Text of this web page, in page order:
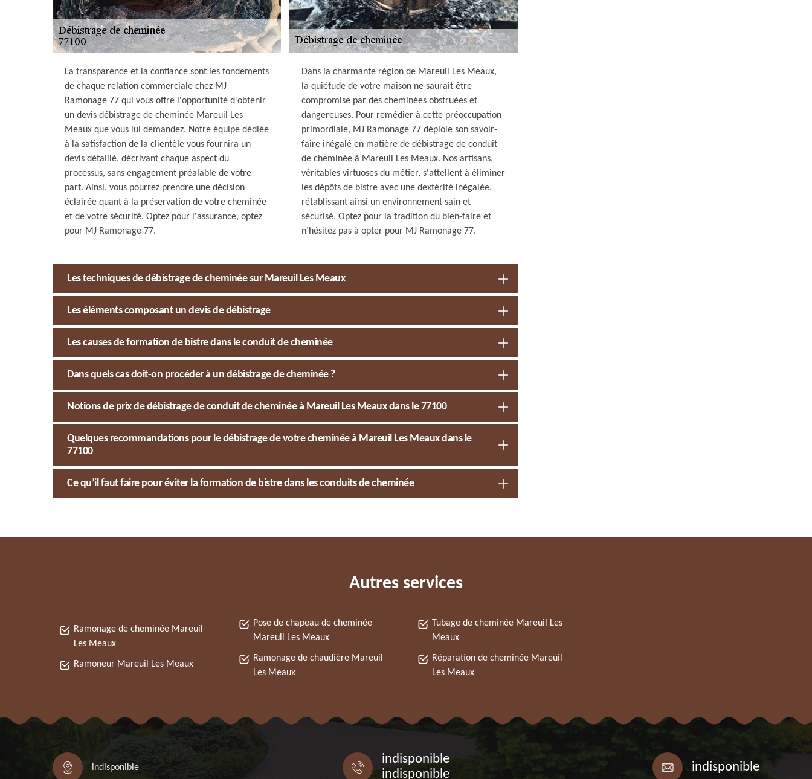
La transparence et la confiance sont les fondements
de chaque relation commerciale chez MJ
Ramonage 77 qui vous offre l'opportunité d'obtenir
un devis débistrage de cheminée Mareuil Les
Meaux que vous lui demandez. Notre équipe dédiée
à la satisfaction de la clientèle vous fournira un
devis détaillé, décrivant chaque aspect du
processus, sans engagement préalable de votre
part. Ainsi, vous pourrez prendre une décision
éclairée quant à la préservation de votre cheminée
et de votre sécurité. Optez pour l'assurance, optez
pour MJ Ramonage 77.
Dans la charmante région de Mareuil Les Meaux,
la quiétude de votre maison ne saurait être
compromise par des cheminées obstruées et
dangereuses. Pour remédier à cette préoccupation
primordiale, MJ Ramonage 77 déploie son savoir-
faire inégalé en matière de débistrage de conduit
de cheminée à Mareuil Les Meaux. Nos artisans,
véritables virtuoses du métier, s'attellent à éliminer
les dépôts de bistre avec une dextérité inégalée,
rétablissant ainsi un environnement sain et
sécurisé. Optez pour la tradition du bien-faire et
n’hésitez pas à opter pour MJ Ramonage 77.
Les techniques de débistrage de cheminée sur Mareuil Les Meaux
Les éléments composant un devis de débistrage
Les causes de formation de bistre dans le conduit de cheminée
Dans quels cas doit-on procéder à un débistrage de cheminée ?
Notions de prix de débistrage de conduit de cheminée à Mareuil Les Meaux dans le 77100
Quelques recommandations pour le débistrage de votre cheminée à Mareuil Les Meaux dans le
77100
Ce qu’il faut faire pour éviter la formation de bistre dans les conduits de cheminée
Autres services
Ramonage de cheminée Mareuil
Les Meaux
Ramoneur Mareuil Les Meaux
Pose de chapeau de cheminée
Mareuil Les Meaux
Ramonage de chaudière Mareuil
Les Meaux
Tubage de cheminée Mareuil Les
Meaux
Réparation de cheminée Mareuil
Les Meaux
indisponible
indisponible
indisponible
indisponible